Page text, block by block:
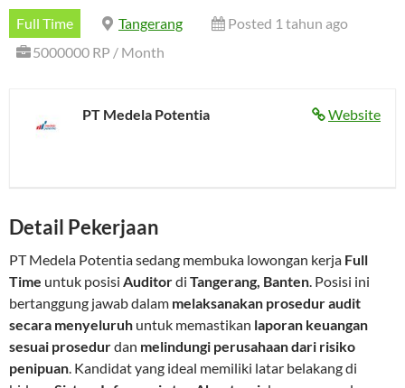
Full Time Tangerang
Posted 1 tahun ago
5000000 RP / Month
Website
PT Medela Potentia
Detail Pekerjaan
PT Medela Potentia sedang membuka lowongan kerja Full
Time untuk posisi Auditordi Tangerang, Banten. Posisi ini
bertanggung jawab dalam melaksanakan prosedur audit
secara menyeluruh untuk memastikan laporan keuangan
sesuai prosedurdan melindungi perusahaan dari risiko
penipuan. Kandidat yang ideal memiliki latar belakang di